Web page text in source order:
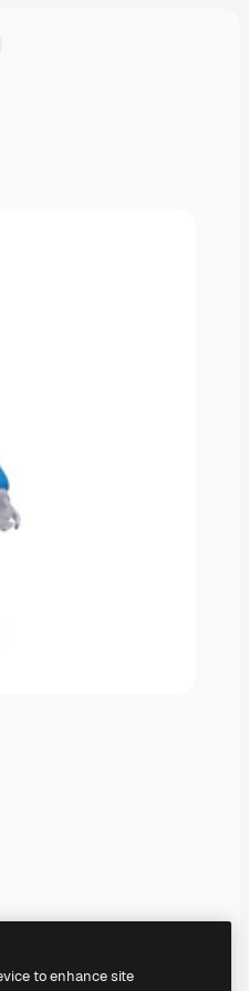
to enhance site